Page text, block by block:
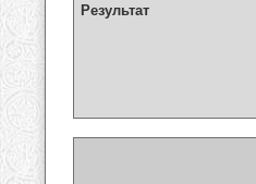
Результат